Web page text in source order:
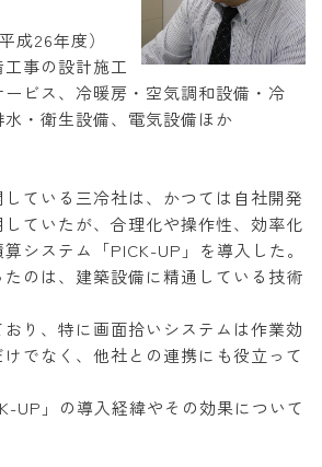
成26年度）
事の設計施工
ビス、冷暖房・空気調和設備・冷
・衛生設備、電気設備ほか
ている三冷社は、かつては自社開発
ていたが、合理化や操作性、効率化
システム「PICK-UP」を導入した。
のは、建築設備に精通している技術
り、特に画面拾いシステムは作業効
でなく、他社との連携にも役立って
UP」の導入経緯やその効果について